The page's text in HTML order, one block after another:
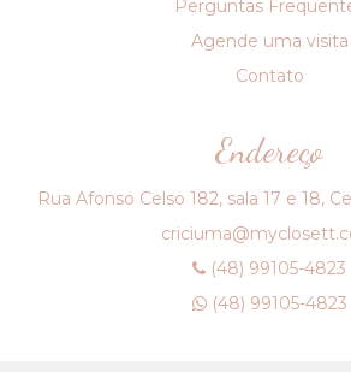
Perguntas
Agende uma visita
Contato
Endereço
Rua Afonso Celso 182, sala 17 e 18,
(48) 99105-4823
(48) 99105-4823